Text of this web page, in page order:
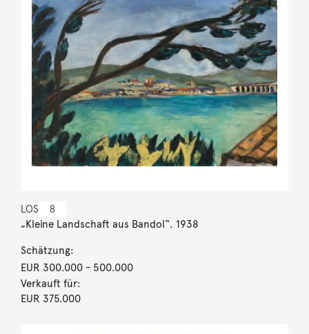
LOS 8
„Kleine Landschaft aus Bandol“. 1938
Schätzung:
EUR 300.000- 500.000
Verkauft für:
EUR 375.000